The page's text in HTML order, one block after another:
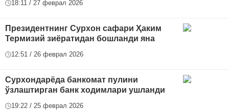
18:11 / 27 феврал 2026
Президентнинг Сурхон сафари Ҳаким
Термизий зиёратидан бошланди яна
12:51 / 26 феврал 2026
Сурхондарёда банкомат пулини
ўзлаштирган банк ходимлари ушланди
19:22 / 25 феврал 2026